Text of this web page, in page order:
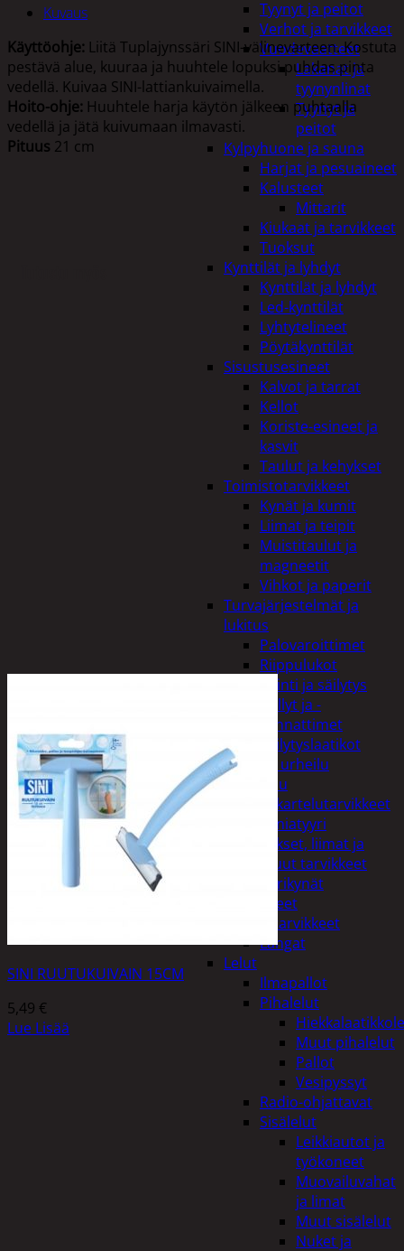
Tyynyt ja peitot
Verhot ja tarvikkeet
Vuodevaatteet
Lakanat ja
tyynynlinat
Tyynyt ja
peitot
Kylpyhuone ja sauna
Harjat ja pesuaineet
Kalusteet
Mittarit
Kiukaat ja tarvikkeet
Tuoksut
Kynttilät ja lyhdyt
Kynttilät ja lyhdyt
Led-kynttilät
Lyhtytelineet
Pöytäkynttilät
Sisustusesineet
Kalvot ja tarrat
Kellot
Koriste-esineet ja
kasvit
Taulut ja kehykset
Toimistotarvikkeet
Kynät ja kumit
Liimat ja teipit
Muistitaulut ja
magneetit
Vihkot ja paperit
Turvajärjestelmät ja
lukitus
Palovaroittimet
Riippulukot
Varastointi ja säilytys
Hyllyt ja -
kannattimet
Säilytyslaatikot
Vapaa-aika ja urheilu
Askartelu
Askartelutarvikkeet
Miniatyyri
Sakset, liimat ja
muut tarvikkeet
Värikynät
Harrasteet
Käsityötarvikkeet
Langat
Lelut
Ilmapallot
Pihalelut
Muut pihalelut
Pallot
Vesipyssyt
Radio-ohjattavat
Sisälelut
Leikkiautot ja
työkoneet
Muovailuvahat
ja limat
Muut sisälelut
Nuket ja
Kuvaus
Käyttöohje: Liitä Tuplajynssäri SINI-välinevarteen. Kostuta
pestävä alue, kuuraa ja huuhtele lopuksi puhdas pinta
vedellä. Kuivaa SINI-lattiankuivaimella.
Hoito-ohje: Huuhtele harja käytön jälkeen puhtaalla
vedellä ja jätä kuivumaan ilmavasti.
Pituus 21 cm
SINI RUUTUKUIVAIN 15CM
5,49 €
Lue Lisää